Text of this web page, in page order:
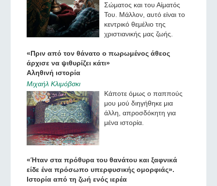
Σώματος και του Αίματός
Του. Μάλλον, αυτό είναι το
κεντρικό θεμέλιο της
χριστιανικής μας ζωής.
«Πριν από τον θάνατο ο πωρωμένος άθεος
άρχισε να ψιθυρίζει κάτι»
Αληθινή ιστορία
Μιχαήλ Κλιμόβσκι
Κάποτε όμως ο παππούς
μου μού διηγήθηκε μια
άλλη, απροσδόκητη για
μένα ιστορία.
«Ήταν στα πρόθυρα του θανάτου και ξαφνικά
είδε ένα πρόσωπο υπερφυσικής ομορφιάς».
Ιστορία από τη ζωή ενός ιερέα